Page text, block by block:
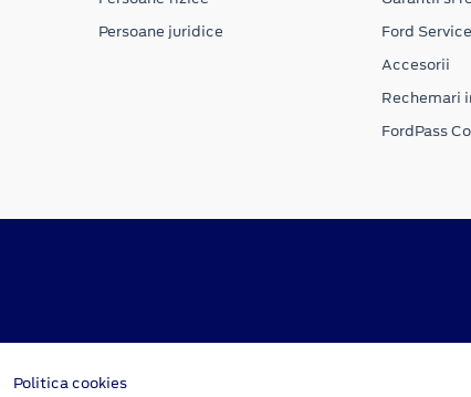
Persoane juridice
Ford
Accesorii
Rechemari
FordPass
Politica cookies